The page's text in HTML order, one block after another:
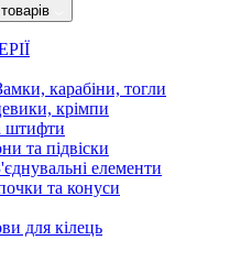
карабіни, тогли
крімпи
штифти
та підвіски
елементи
та конуси
для кілець